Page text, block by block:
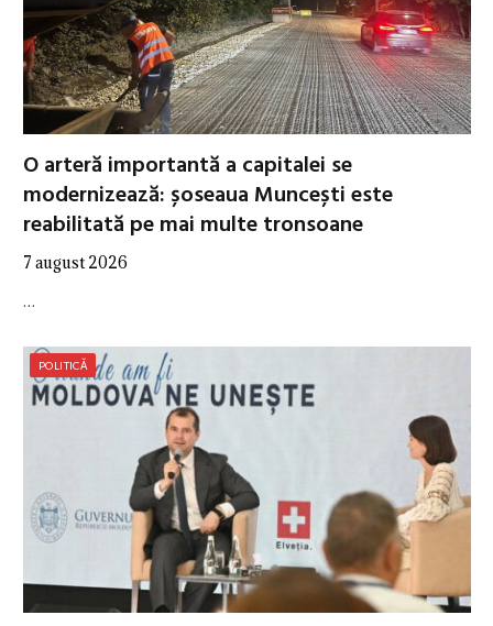
O arteră importantă a capitalei se
modernizează: șoseaua Muncești este
reabilitată pe mai multe tronsoane
7 august 2026
…
POLITICĂ